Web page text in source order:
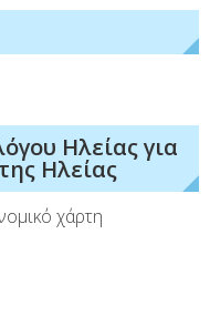
Ηλείας για
Ηλείας
χάρτη